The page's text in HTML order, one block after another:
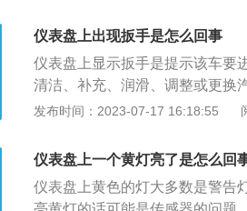
养结束后，专业的技术人员就会
熄灭。有的车主觉得这个功能没
主把此功能关闭的，因为车主有
车主做个提醒，让车主养成定期
仪表盘上出现扳手是怎么回事
仪表盘上显示扳手是提示该车要
清洁、补充、润滑、调整或更换
汽车维修。现代汽车维修主要包
车的整洁，技术状况正常，消除
命。车辆仪表板上的扳手标记可
但未保养时，车辆点火后扳手标
发布时间：2023-07-17 16:18:55
仪表盘上一个黄灯亮了是怎么回
仪表盘上黄色的灯大多数是警告